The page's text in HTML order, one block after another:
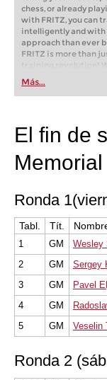
chess, or already
with FRITZ, you can
intelligently and with
approach than ever
FRITZ is more than
training revolution!
first steps into the
playing at a
train more
Más...
El fin de
Ronda
Tabl. Tít.
1 GM Wesley
2
GM Sergey
3
GM Pavel
4
GM
5
GM Veselin
Ronda 2